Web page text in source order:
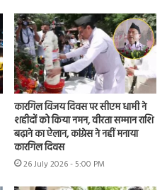
कारगिल विजय दिवस पर सीएम धामी ने
शहीदों को किया नमन, वीरता सम्मान राशि
बढ़ाने का ऐलान, कांग्रेस ने नहीं मनाया
कारगिल दिवस
26 July 2026 - 5:00 PM